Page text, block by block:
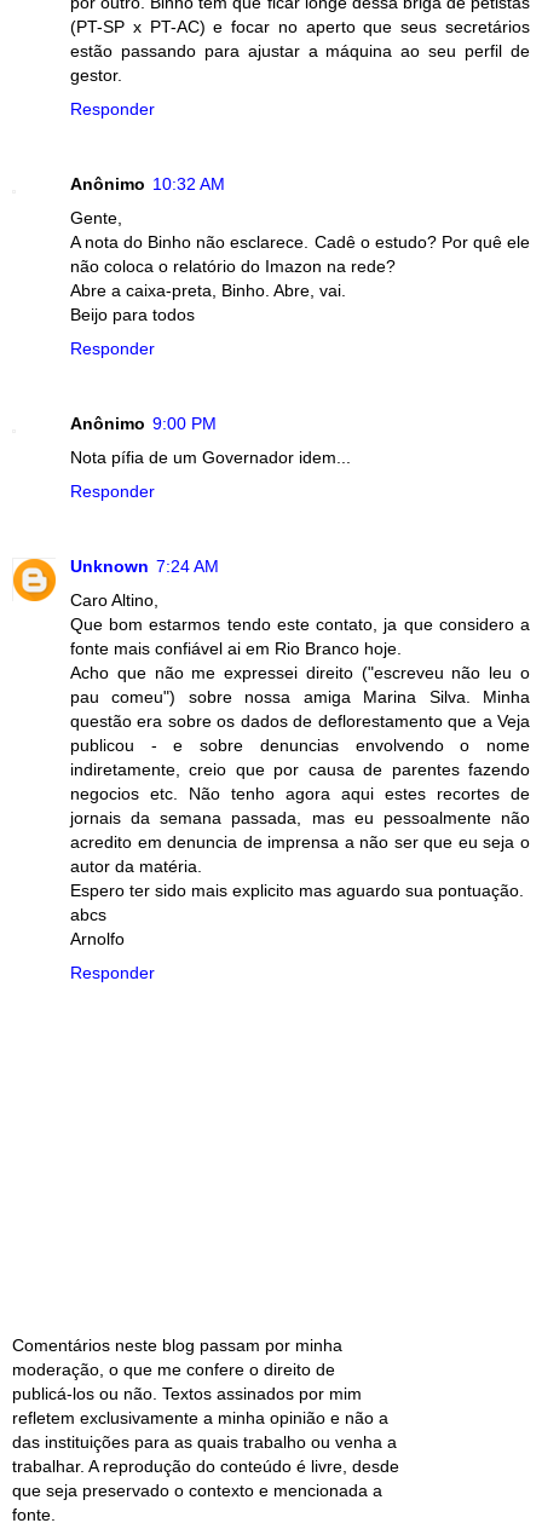
(PT-SP x PT-AC) e focar no aperto que seus secretários
estão passando para ajustar a máquina ao seu perfil de
gestor.
Responder
Anônimo 10:32 AM
Gente,
A nota do Binho não esclarece. Cadê o estudo? Por quê ele
não coloca o relatório do Imazon na rede?
Abre a caixa-preta, Binho. Abre, vai.
Beijo para todos
Responder
Anônimo 9:00 PM
Nota pífia de um Governador idem...
Responder
Unknown 7:24 AM
Caro Altino,
Que bom estarmos tendo este contato, ja que considero a
fonte mais confiável ai em Rio Branco hoje.
Acho que não me expressei direito ("escreveu não leu o
pau comeu") sobre nossa amiga Marina Silva. Minha
questão era sobre os dados de deflorestamento que a Veja
publicou - e sobre denuncias envolvendo o nome
indiretamente, creio que por causa de parentes fazendo
negocios etc. Não tenho agora aqui estes recortes de
jornais da semana passada, mas eu pessoalmente não
acredito em denuncia de imprensa a não ser que eu seja o
autor da matéria.
Espero ter sido mais explicito mas aguardo sua pontuação.
abcs
Arnolfo
Responder
Comentários neste blog passam por minha
moderação, o que me confere o direito de
publicá-los ou não. Textos assinados por mim
refletem exclusivamente a minha opinião e não a
das instituições para as quais trabalho ou venha a
trabalhar. A reprodução do conteúdo é livre, desde
que seja preservado o contexto e mencionada a
fonte.